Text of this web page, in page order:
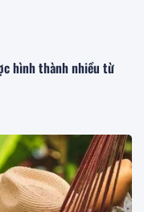
hình thành nhiều từ